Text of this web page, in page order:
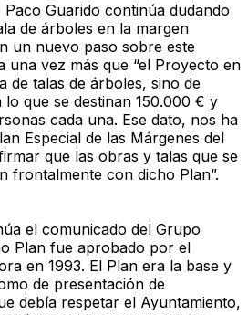
Guarido continúa dudando
de árboles en la margen
un nuevo paso sobre este
una vez más que “el Proyecto en
de talas de árboles, sino de
que se destinan 150.000 € y
cada una. Ese dato, nos ha
Especial de las Márgenes del
que las obras y talas que se
frontalmente con dicho Plan”.
el comunicado del Grupo
Plan fue aprobado por el
en 1993. El Plan era la base y
de presentación de
debía respetar el Ayuntamiento,